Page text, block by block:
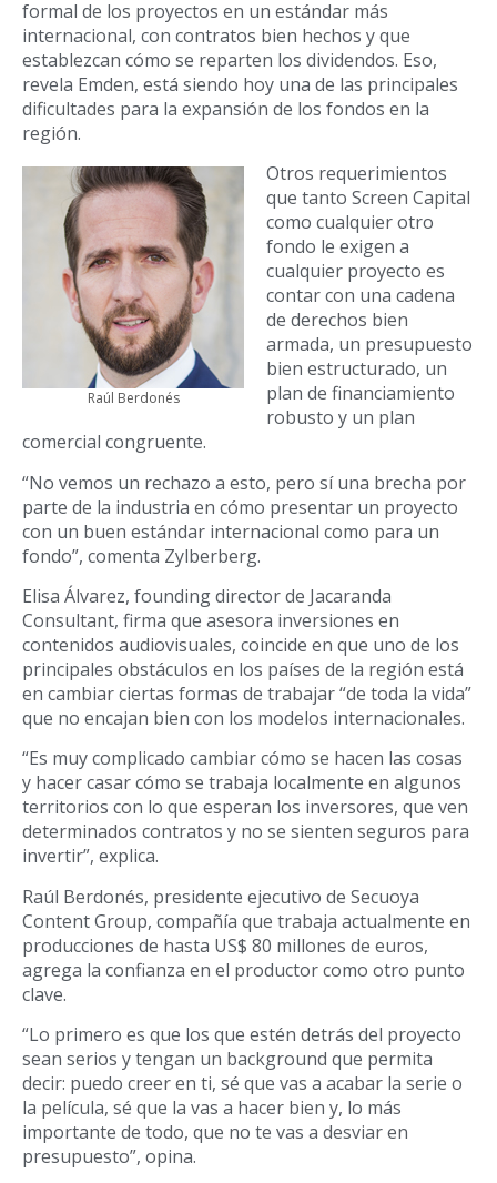
formal de los proyectos en un estándar más
internacional, con contratos bien hechos y que
establezcan cómo se reparten los dividendos. Eso,
revela Emden, está siendo hoy una de las principales
dificultades para la expansión de los fondos en la
región.
Raúl Berdonés
Otros requerimientos
que tanto Screen Capital
como cualquier otro
fondo le exigen a
cualquier proyecto es
contar con una cadena
de derechos bien
armada, un presupuesto
bien estructurado, un
plan de financiamiento
robusto y un plan
comercial congruente.
“No vemos un rechazo a esto, pero sí una brecha por
parte de la industria en cómo presentar un proyecto
con un buen estándar internacional como para un
fondo”, comenta Zylberberg.
Elisa Álvarez, founding director de Jacaranda
Consultant, firma que asesora inversiones en
contenidos audiovisuales, coincide en que uno de los
principales obstáculos en los países de la región está
en cambiar ciertas formas de trabajar “de toda la vida”
que no encajan bien con los modelos internacionales.
“Es muy complicado cambiar cómo se hacen las cosas
y hacer casar cómo se trabaja localmente en algunos
territorios con lo que esperan los inversores, que ven
determinados contratos y no se sienten seguros para
invertir”, explica.
Raúl Berdonés, presidente ejecutivo de Secuoya
Content Group, compañía que trabaja actualmente en
producciones de hasta US$ 80 millones de euros,
agrega la confianza en el productor como otro punto
clave.
“Lo primero es que los que estén detrás del proyecto
sean serios y tengan un background que permita
decir: puedo creer en ti, sé que vas a acabar la serie o
la película, sé que la vas a hacer bien y, lo más
importante de todo, que no te vas a desviar en
presupuesto”, opina.